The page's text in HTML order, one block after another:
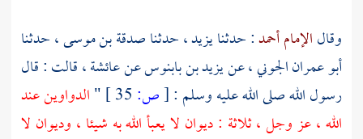
وقالالإمام أحمد: حدثنايزيد ،حدثناصدقة بن موسى ،حدثنا
أبو عمران الجوني ،عنيزيد بن بابنوسعنعائشة ،قالت : قال
رسول الله صلى الله عليه وسلم :[ص: "الدواوين عند
الله ، عز وجل ، ثلاثة : ديوان لا يعبأ الله به شيئا ، وديوان لا